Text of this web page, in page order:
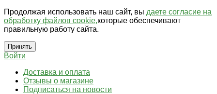
Продолжая использовать наш сайт, вы даете согласие на
обработку файлов cookie,которые обеспечивают
правильную работу сайта.
Принять
Войти
Доставка и оплата
Отзывы о магазине
Подписаться на новости